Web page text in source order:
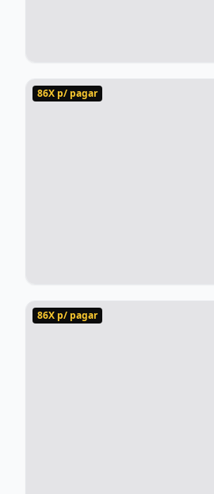
86X p/ pagar
86X p/ pagar